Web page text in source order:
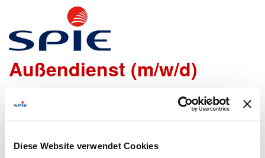
Diese Website verwendet Cookies
Servicetechniker für den
Außendienst (m/w/d)
Wir freuen uns sehr, dass Du Dich bei uns bewerben
möchtest!
Um den Bewerbungsprozess für Dich so einfach wie